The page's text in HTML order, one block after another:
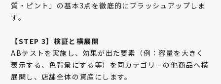
質・ピント」の基本3点を徹底的にブラッシュアップしま
す。
【STEP 3】検証と横展開
ABテストを実施し、効果が出た要素（例：容量を大きく
表示する、色背景にする等）を同カテゴリーの他商品へ横
展開し、店舗全体の資産にします。